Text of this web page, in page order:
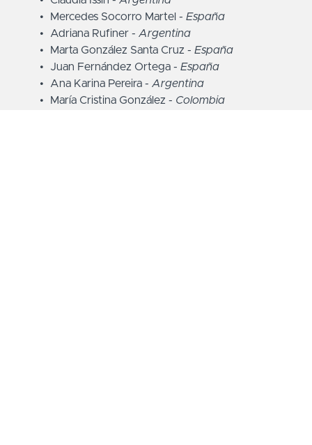
Mercedes Socorro Martel - España
Adriana Rufiner - Argentina
Marta González Santa Cruz - España
Juan Fernández Ortega - España
Ana Karina Pereira - Argentina
María Cristina González - Colombia